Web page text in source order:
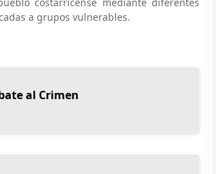
a grupos vulnerables.
al Crimen